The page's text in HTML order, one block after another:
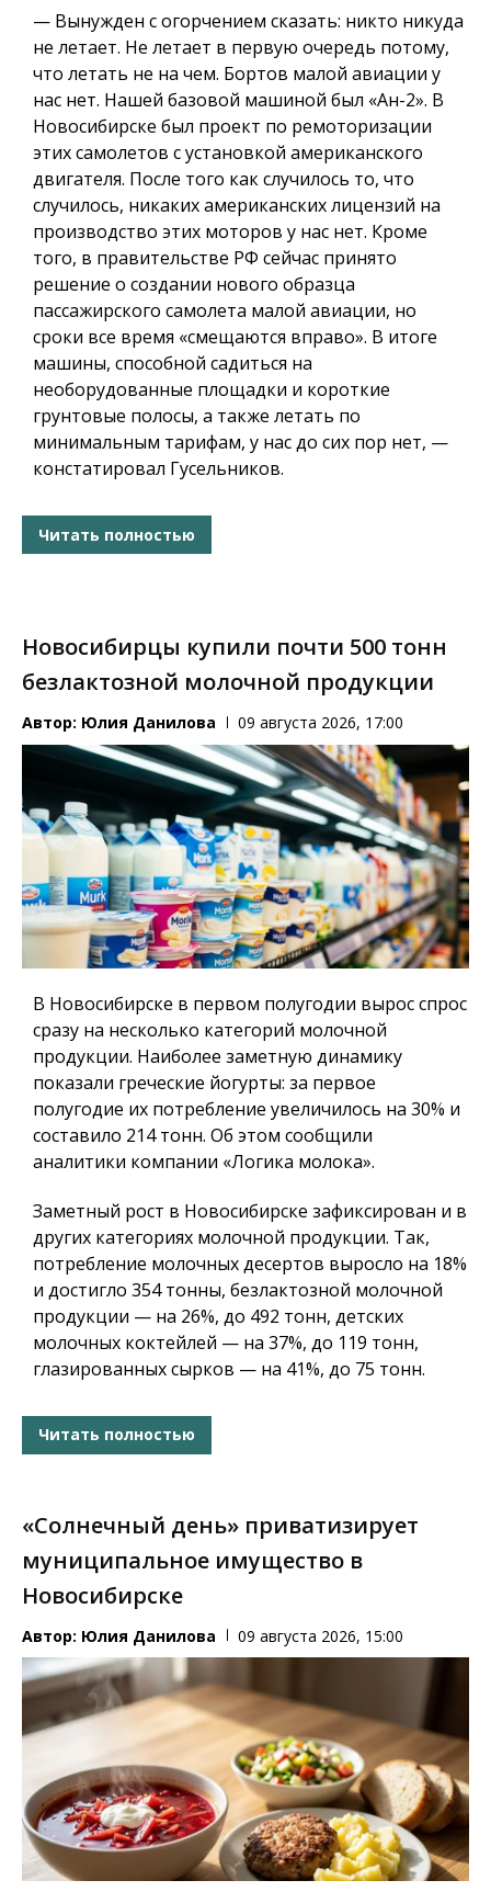
— Вынужден с огорчением сказать: никто никуда
не летает. Не летает в первую очередь потому,
что летать не на чем. Бортов малой авиации у
нас нет. Нашей базовой машиной был «Ан-2». В
Новосибирске был проект по ремоторизации
этих самолетов с установкой американского
двигателя. После того как случилось то, что
случилось, никаких американских лицензий на
производство этих моторов у нас нет. Кроме
того, в правительстве РФ сейчас принято
решение о создании нового образца
пассажирского самолета малой авиации, но
сроки все время «смещаются вправо». В итоге
машины, способной садиться на
необорудованные площадки и короткие
грунтовые полосы, а также летать по
минимальным тарифам, у нас до сих пор нет, —
констатировал Гусельников.
Читать полностью
Новосибирцы купили почти 500 тонн
безлактозной молочной продукции
Автор: Юлия Данилова 09 августа 2026, 17:00
В Новосибирске в первом полугодии вырос спрос
сразу на несколько категорий молочной
продукции. Наиболее заметную динамику
показали греческие йогурты: за первое
полугодие их потребление увеличилось на 30% и
составило 214 тонн. Об этом сообщили
аналитики компании «Логика молока».
Заметный рост в Новосибирске зафиксирован и в
других категориях молочной продукции. Так,
потребление молочных десертов выросло на 18%
и достигло 354 тонны, безлактозной молочной
продукции — на 26%, до 492 тонн, детских
молочных коктейлей — на 37%, до 119 тонн,
глазированных сырков — на 41%, до 75 тонн.
Читать полностью
«Солнечный день» приватизирует
муниципальное имущество в
Новосибирске
Автор: Юлия Данилова 09 августа 2026, 15:00